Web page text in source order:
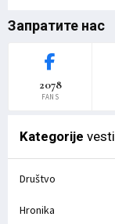
Запратите нас
2078
FANS
Kategorije vesti
Društvo
Hronika